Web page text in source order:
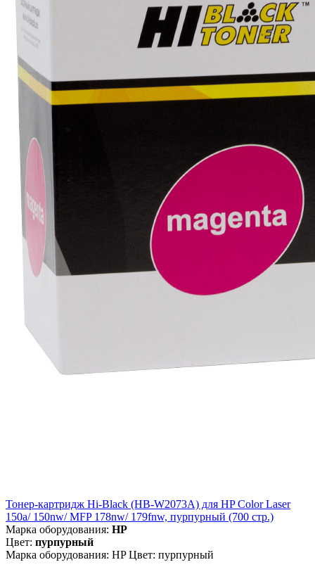
Тонер-картридж Hi-Black (HB-W2073A) для HP Color Laser
150a/ 150nw/ MFP 178nw/ 179fnw, пурпурный (700 стр.)
Марка оборудования: HP
Цвет: пурпурный
Марка оборудования: HP Цвет: пурпурный